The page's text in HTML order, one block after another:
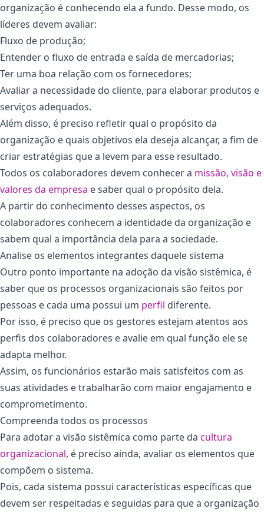
organização é conhecendo ela a fundo. Desse modo, os
líderes devem avaliar:
Fluxo de produção;
Entender o fluxo de entrada e saída de mercadorias;
Ter uma boa relação com os fornecedores;
Avaliar a necessidade do cliente, para elaborar produtos e
serviços adequados.
Além disso, é preciso refletir qual o propósito da
organização e quais objetivos ela deseja alcançar, a fim de
criar estratégias que a levem para esse resultado.
Todos os colaboradores devem conhecer a missão, visão e
valores da empresa e saber qual o propósito dela.
A partir do conhecimento desses aspectos, os
colaboradores conhecem a identidade da organização e
sabem qual a importância dela para a sociedade.
Analise os elementos integrantes daquele sistema
Outro ponto importante na adoção da visão sistêmica, é
saber que os processos organizacionais são feitos por
pessoas e cada uma possui um perfil diferente.
Por isso, é preciso que os gestores estejam atentos aos
perfis dos colaboradores e avalie em qual função ele se
adapta melhor.
Assim, os funcionários estarão mais satisfeitos com as
suas atividades e trabalharão com maior engajamento e
comprometimento.
Compreenda todos os processos
Para adotar a visão sistêmica como parte da cultura
organizacional, é preciso ainda, avaliar os elementos que
compõem o sistema.
Pois, cada sistema possui características específicas que
devem ser respeitadas e seguidas para que a organização